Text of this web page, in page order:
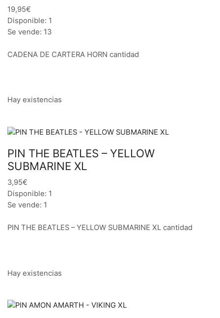
19,95€
Disponible: 1
Se vende: 13
CADENA DE CARTERA HORN cantidad
Hay existencias
PIN THE BEATLES – YELLOW
SUBMARINE XL
3,95€
Disponible: 1
Se vende: 1
PIN THE BEATLES – YELLOW SUBMARINE XL cantidad
Hay existencias